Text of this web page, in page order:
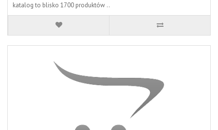
katalog to blisko 1700 produktów ..